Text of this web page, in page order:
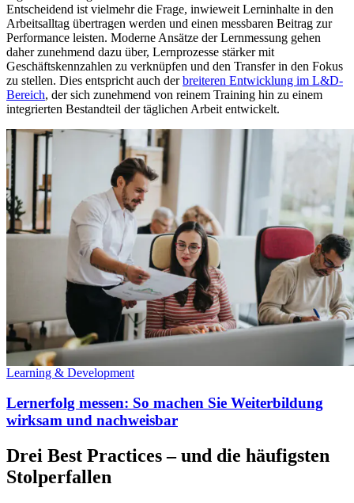
Entscheidend ist vielmehr die Frage, inwieweit Lerninhalte in den
Arbeitsalltag übertragen werden und einen messbaren Beitrag zur
Performance leisten. Moderne Ansätze der Lernmessung gehen
daher zunehmend dazu über, Lernprozesse stärker mit
Geschäftskennzahlen zu verknüpfen und den Transfer in den Fokus
zu stellen. Dies entspricht auch derbreiteren Entwicklung im L&D-
Bereich, der sich zunehmend von reinem Training hin zu einem
integrierten Bestandteil der täglichen Arbeit entwickelt.
Learning & Development
Lernerfolg messen: So machen Sie Weiterbildung
wirksam und nachweisbar
Drei Best Practices – und die häufigsten
Stolperfallen